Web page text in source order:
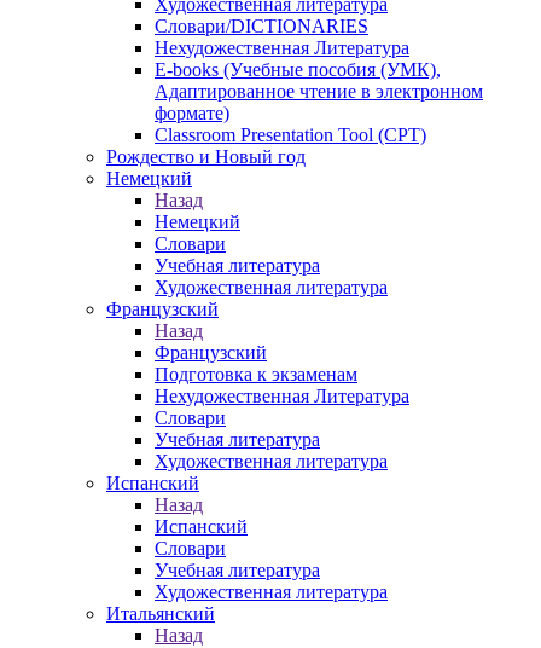
Художественная литература
Словари/DICTIONARIES
Нехудожественная Литература
E-books (Учебные пособия (УМК),
Адаптированное чтение в электронном
формате)
Classroom Presentation Tool (CPT)
Рождество и Новый год
Немецкий
Назад
Немецкий
Словари
Учебная литература
Художественная литература
Французский
Назад
Французский
Подготовка к экзаменам
Нехудожественная Литература
Словари
Учебная литература
Художественная литература
Испанский
Назад
Испанский
Словари
Учебная литература
Художественная литература
Итальянский
Назад